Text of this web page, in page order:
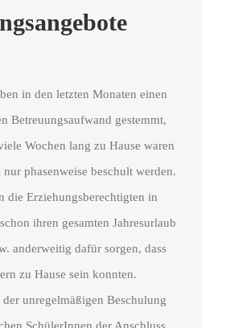
in den letzten Monaten einen
Betreuungsaufwand gestemmt,
Wochen lang zu Hause waren
phasenweise beschult werden.
die Erziehungsberechtigten in
ihren gesamten Jahresurlaub
anderweitig dafür sorgen, dass
zu Hause sein konnten.
unregelmäßigen Beschulung